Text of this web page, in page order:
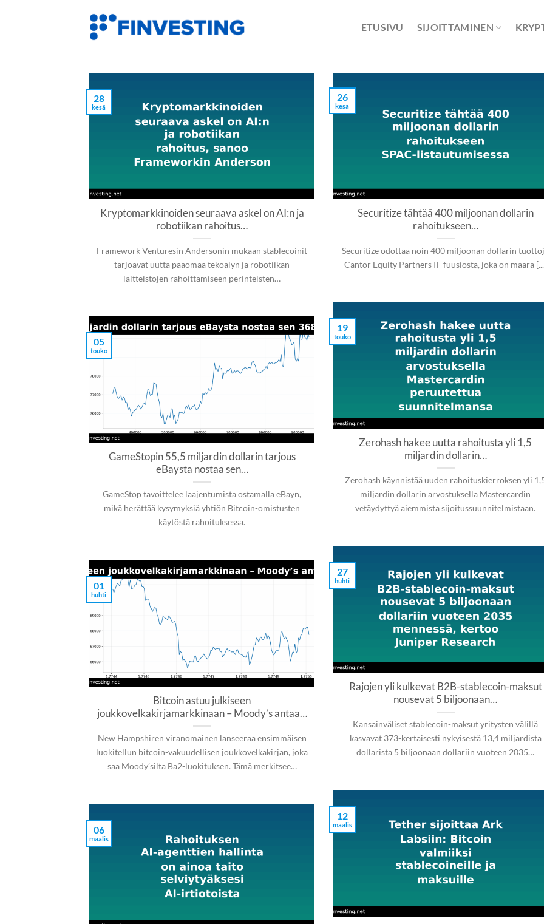
ETUSIVU SIJOITTAMINEN
Kryptomarkkinoiden seuraava askel on AI:n ja
robotiikan rahoitus…
Framework Venturesin Andersonin mukaan stablecoinit
tarjoavat uutta pääomaa tekoälyn ja robotiikan
laitteistojen rahoittamiseen perinteisten…
28
kesä
Securitize tähtää 400 miljoonan dollarin
rahoitukseen…
Securitize odottaa noin 400 miljoonan dollarin
Cantor Equity Partners II -fuusiosta, joka on määrä
26
kesä
Zerohash hakee uutta rahoitusta yli 1,5
miljardin dollarin…
Zerohash käynnistää uuden rahoituskierroksen yli
miljardin dollarin arvostuksella Mastercardin
vetäydyttyä aiemmista sijoitussuunnitelmistaan.
19
touko
GameStopin 55,5 miljardin dollarin tarjous
eBaysta nostaa sen…
GameStop tavoittelee laajentumista ostamalla eBayn,
mikä herättää kysymyksiä yhtiön Bitcoin-omistusten
käytöstä rahoituksessa.
05
touko
Rajojen yli kulkevat B2B-stablecoin-maksut
nousevat 5 biljoonaan…
Kansainväliset stablecoin-maksut yritysten välillä
kasvavat 373-kertaisesti nykyisestä 13,4 miljardista
dollarista 5 biljoonaan dollariin vuoteen 2035…
27
huhti
Bitcoin astuu julkiseen
joukkovelkakirjamarkkinaan – Moody’s antaa…
New Hampshiren viranomainen lanseeraa ensimmäisen
luokitellun bitcoin-vakuudellisen joukkovelkakirjan, joka
saa Moody’silta Ba2-luokituksen. Tämä merkitsee…
01
huhti
12
maalis
06
maalis